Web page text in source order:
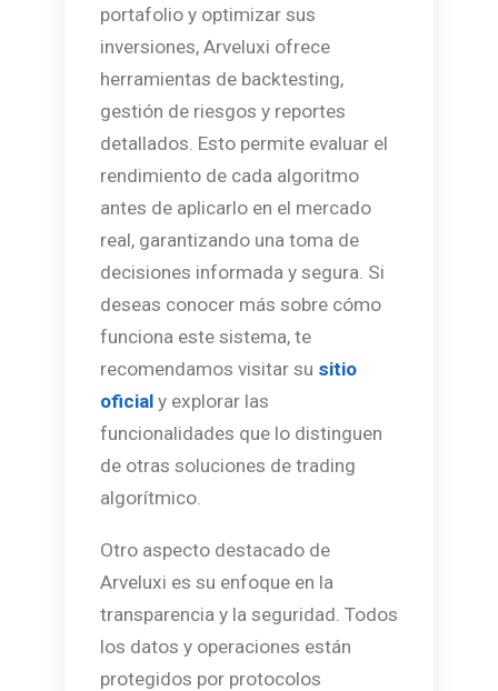
portafolio y optimizar sus
inversiones, Arveluxi ofrece
herramientas de backtesting,
gestión de riesgos y reportes
detallados. Esto permite evaluar el
rendimiento de cada algoritmo
antes de aplicarlo en el mercado
real, garantizando una toma de
decisiones informada y segura. Si
deseas conocer más sobre cómo
funciona este sistema, te
recomendamos visitar su sitio
oficial y explorar las
funcionalidades que lo distinguen
de otras soluciones de trading
algorítmico.
Otro aspecto destacado de
Arveluxi es su enfoque en la
transparencia y la seguridad. Todos
los datos y operaciones están
protegidos por protocolos